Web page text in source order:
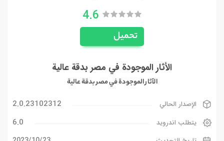
4.6
تحميل
الأثار الموجودة في مصر بدقة عالية
الآثار الموجودة في مصر بدقة عالية
الإصدار الحالي 2.0.23102312
يتطلب اندرويد 6.0